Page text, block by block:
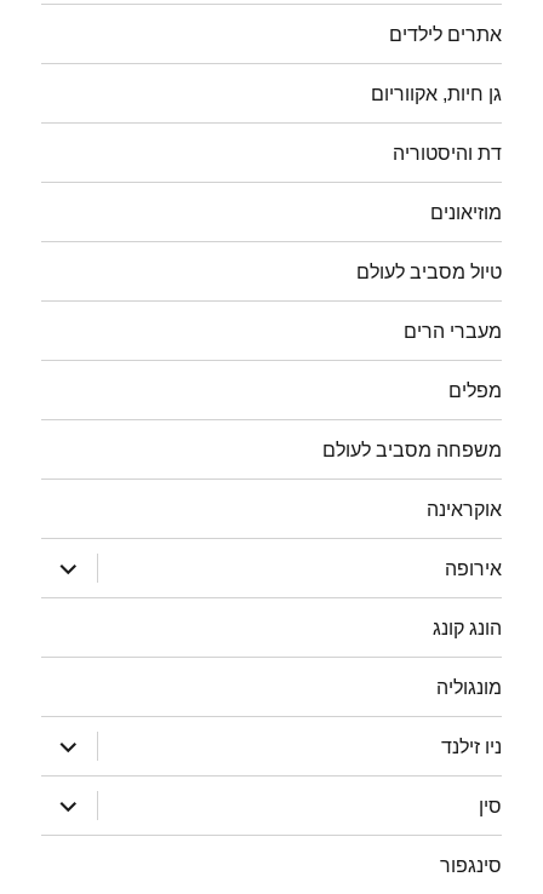
אתרים לילדים
גן חיות, אקווריום
דת והיסטוריה
מוזיאונים
טיול מסביב לעולם
מעברי הרים
מפלים
משפחה מסביב לעולם
אוקראינה
אירופה
הצג
תפריט
הונג קונג
מונגוליה
ניו זילנד
הצג
תפריט
סין
הצג
תפריט
סינגפור